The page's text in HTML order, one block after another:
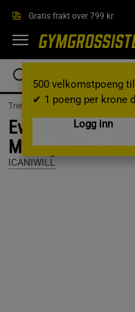
Gratis frakt over 799 kr
500 velkomstpoeng
✔ 1 poeng per krone
Logg inn
Treningsklær / Treningsklær
Everyday Long
Midnight Blue, M
ICANIWILL